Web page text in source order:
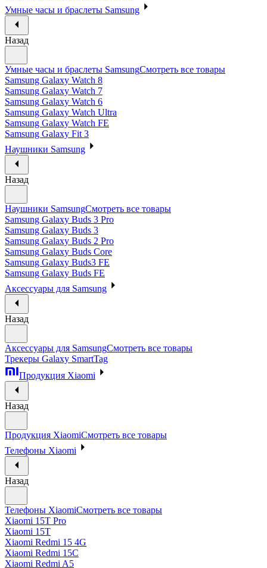
Умные часы и браслеты Samsung
Назад
Умные часы и браслеты SamsungСмотреть все товары
Samsung Galaxy Watch 8
Samsung Galaxy Watch 7
Samsung Galaxy Watch 6
Samsung Galaxy Watch Ultra
Samsung Galaxy Watch FE
Samsung Galaxy Fit 3
Наушники Samsung
Назад
Наушники SamsungСмотреть все товары
Samsung Galaxy Buds 3 Pro
Samsung Galaxy Buds 3
Samsung Galaxy Buds 2 Pro
Samsung Galaxy Buds Core
Samsung Galaxy Buds3 FE
Samsung Galaxy Buds FE
Аксессуары для Samsung
Назад
Аксессуары для SamsungСмотреть все товары
Трекеры Galaxy SmartTag
Продукция Xiaomi
Назад
Продукция XiaomiСмотреть все товары
Телефоны Xiaomi
Назад
Телефоны XiaomiСмотреть все товары
Xiaomi 15T Pro
Xiaomi 15T
Xiaomi Redmi 15 4G
Xiaomi Redmi 15C
Xiaomi Redmi A5